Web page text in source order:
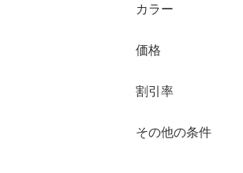
パンツ
ワンピース・ドレス
スカート
カラー
価格
絞り込み
割引率
％OFF～
その他の条件